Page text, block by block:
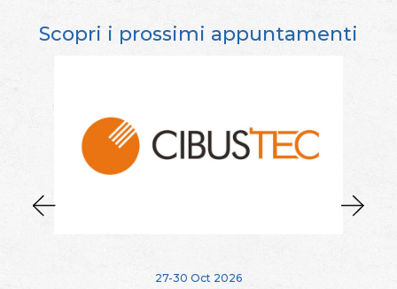
Scopri i prossimi appuntamenti
27-30 Oct 2026